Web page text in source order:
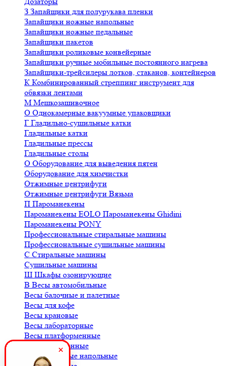
З Запайщики для полурукава пленки
Запайщики ножные напольные
Запайщики ножные педальные
Запайщики пакетов
Запайщики роликовые конвейерные
Запайщики ручные мобильные постоянного нагрева
Запайщики-трейсилеры лотков, стаканов, контейнеров
К Комбинированный стреппинг инструмент для
обвязки лентами
М Мешкозашивочное
О Однокамерные вакуумные упаковщики
Г Гладильно-сушильные катки
Гладильные катки
Гладильные прессы
Гладильные столы
О Оборудование для выведения пятен
Оборудование для химчистки
Отжимные центрифуги
Отжимные центрифуги Вязьма
П Пароманекены
Пароманекены EOLO Пароманекены Ghidini
Пароманекены PONY
Профессиональные стиральные машины
Профессиональные сушильные машины
С Стиральные машины
Сушильные машины
Ш Шкафы озонирующие
В Весы автомобильные
Весы балочные и палетные
Весы для кофе
Весы крановые
Весы лабораторные
Весы платформенные
Весы порционные
Весы товарные напольные